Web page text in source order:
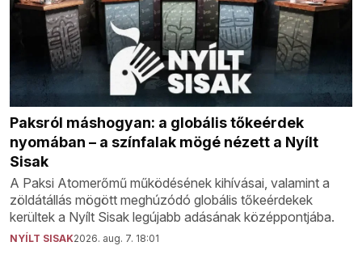
Paksról máshogyan: a globális tőkeérdek
nyomában – a színfalak mögé nézett a Nyílt
Sisak
A Paksi Atomerőmű működésének kihívásai, valamint a
zöldátállás mögött meghúzódó globális tőkeérdekek
kerültek a Nyílt Sisak legújabb adásának középpontjába.
NYÍLT SISAK2026. aug. 7. 18:01